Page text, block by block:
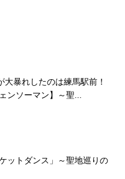
大暴れしたのは練馬駅前！
ンソーマン】～聖...
ットダンス」～聖地巡りの